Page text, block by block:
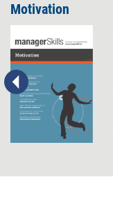
Motivation